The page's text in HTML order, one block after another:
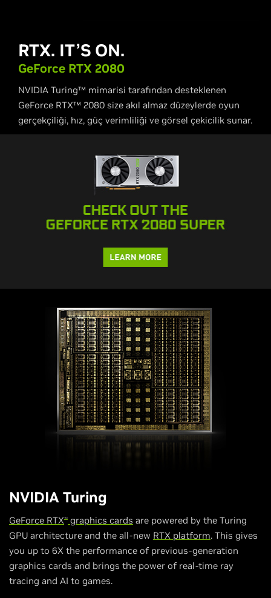
RTX. IT’S ON.
GeForce RTX 2080
NVIDIA Turing™ mimarisi tarafından desteklenen
GeForce RTX™ 2080 size akıl almaz düzeylerde oyun
gerçekçiliği, hız, güç verimliliği ve görsel çekicilik sunar.
NVIDIA Turing
GeForce RTXTM graphics cards are powered by the Turing
GPU architecture and the all-new RTX platform. This gives
you up to 6X the performance of previous-generation
graphics cards and brings the power of real-time ray
tracing and AI to games.